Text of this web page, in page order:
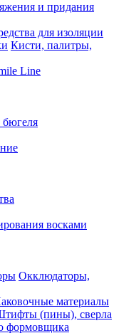
и придания
для изоляции
Кисти, палитры,
Line
восками
Окклюдаторы,
материалы
(пины), сверла